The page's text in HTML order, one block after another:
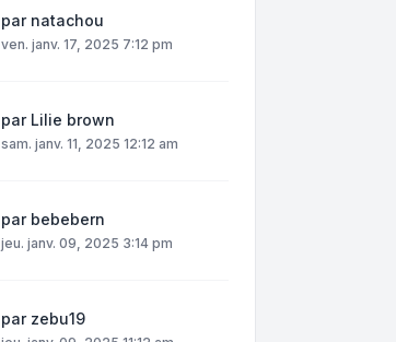
par natachou
ven. janv. 17, 2025 7:12 pm
par Lilie brown
sam. janv. 11, 2025 12:12 am
par bebebern
jeu. janv. 09, 2025 3:14 pm
par zebu19